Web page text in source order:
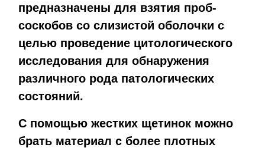
предназначены для взятия проб-
соскобов со слизистой оболочки с
целью проведение цитологического
исследования для обнаружения
различного рода патологических
состояний.
С помощью жестких щетинок можно
брать материал с более плотных